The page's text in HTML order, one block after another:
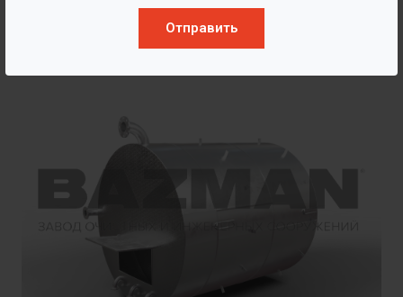
Отправить
Популярные в разделе